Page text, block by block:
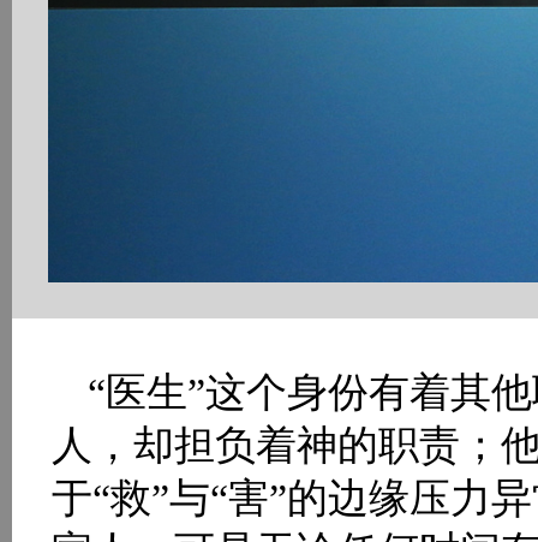
“医生”这个身份有着其
人，却担负着神的职责；
于“救”与“害”的边缘压力